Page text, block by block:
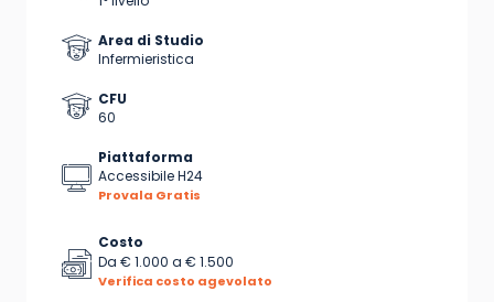
Area di Studio
Infermieristica
CFU
60
Piattaforma
Accessibile H24
Provala Gratis
Costo
Da € 1.000 a € 1.500
Verifica costo agevolato